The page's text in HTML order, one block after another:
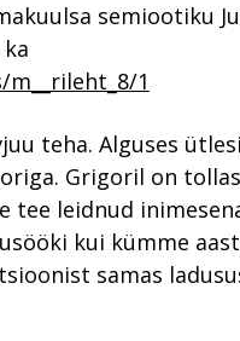
semiootiku
1
teha. Alguses
Grigoril on
tee leidnud
kui kümme
samas